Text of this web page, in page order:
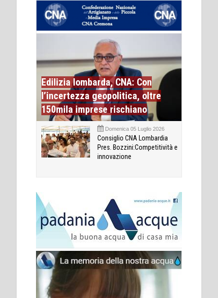
Edilizia lombarda, CNA: Con
l’incertezza geopolitica, oltre
150mila imprese rischiano
Domenica 05 Luglio 2026
Consiglio CNA Lombardia
Pres. Bozzini:Competitività e
innovazione